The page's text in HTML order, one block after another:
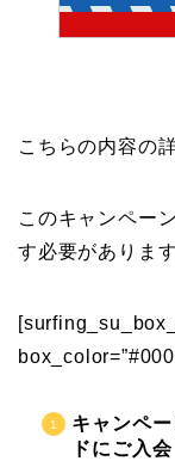
こちらの内容の
このキャンペー
す必要があります
キャンペ
ドにご入会